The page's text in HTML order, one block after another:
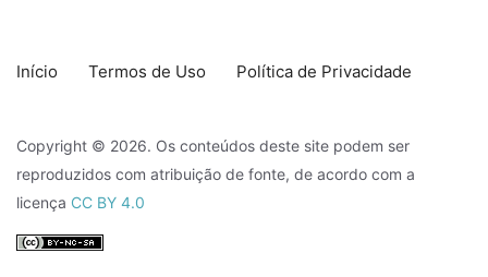
Início Termos de Uso Política de Privacidade
Copyright © 2026. Os conteúdos deste site podem ser
reproduzidos com atribuição de fonte, de acordo com a
licença CC BY 4.0